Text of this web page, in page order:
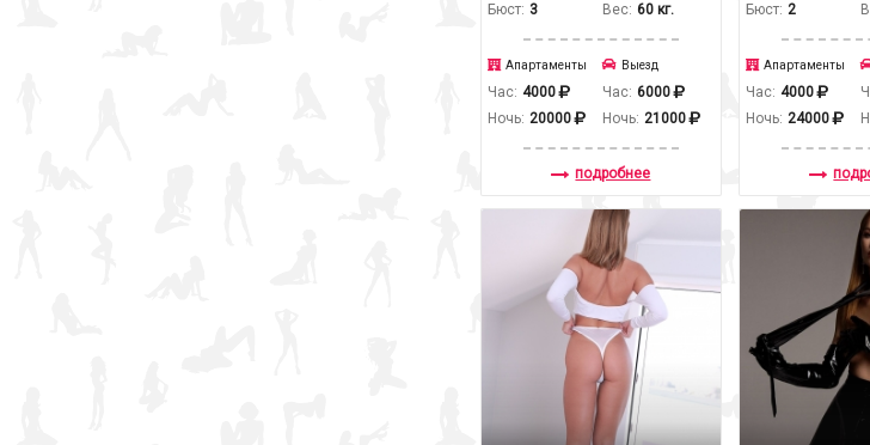
Бюст: 3
Вес: 60 кг.
Апартаменты
Час: 4000
Ночь: 20000
Выезд
Час: 6000
Ночь: 21000
подробнее
Бюст: 2
Апартаменты
Час: 4000
Ночь: 24000